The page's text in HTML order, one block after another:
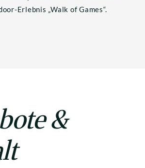
Erlebnis „Walk of Games“.
&